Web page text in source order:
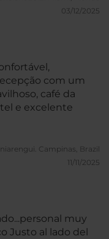
03/12/2025
com um
café da
e excelente
Campinas, Brazil
11/11/2025
muy
Justo al lado del